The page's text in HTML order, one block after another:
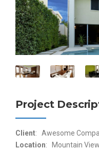
Project
Client: Awesome
Location: Mountain